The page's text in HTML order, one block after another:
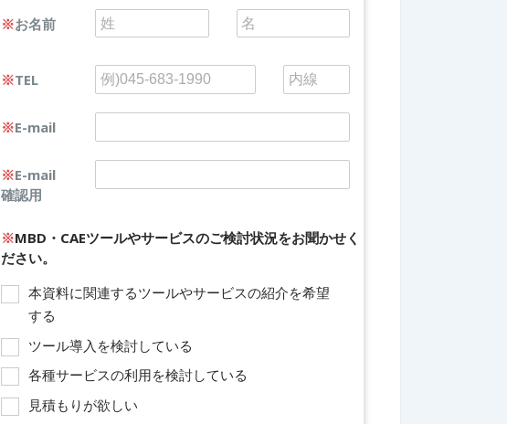
※お名前
※TEL
※E-mail
※E-mail
確認用
※MBD・CAEツールやサービスのご検討状況をお聞かせく
ださい。
本資料に関連するツールやサービスの紹介を希望
する
ツール導入を検討している
各種サービスの利用を検討している
見積もりが欲しい